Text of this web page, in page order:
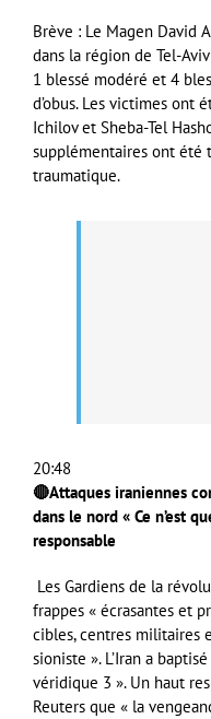
Brève : Le Magen David
dans la région de Tel-
1 blessé modéré et 4
d’obus. Les victimes ont
Ichilov et Sheba-Tel
supplémentaires ont été
traumatique.
20:48
🔴Attaques iraniennes
dans le nord « Ce n’est
responsable
Les Gardiens de la
frappes « écrasantes et
cibles, centres militaires
sioniste ». L’Iran a
véridique 3 ». Un haut
Reuters que « la